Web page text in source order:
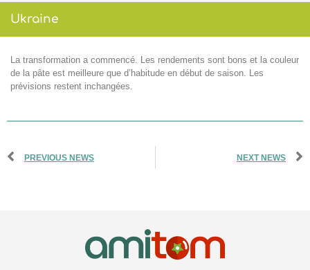
Ukraine
La transformation a commencé. Les rendements sont bons et la couleur
de la pâte est meilleure que d’habitude en début de saison. Les
prévisions restent inchangées.
PREVIOUS NEWS NEXT NEWS